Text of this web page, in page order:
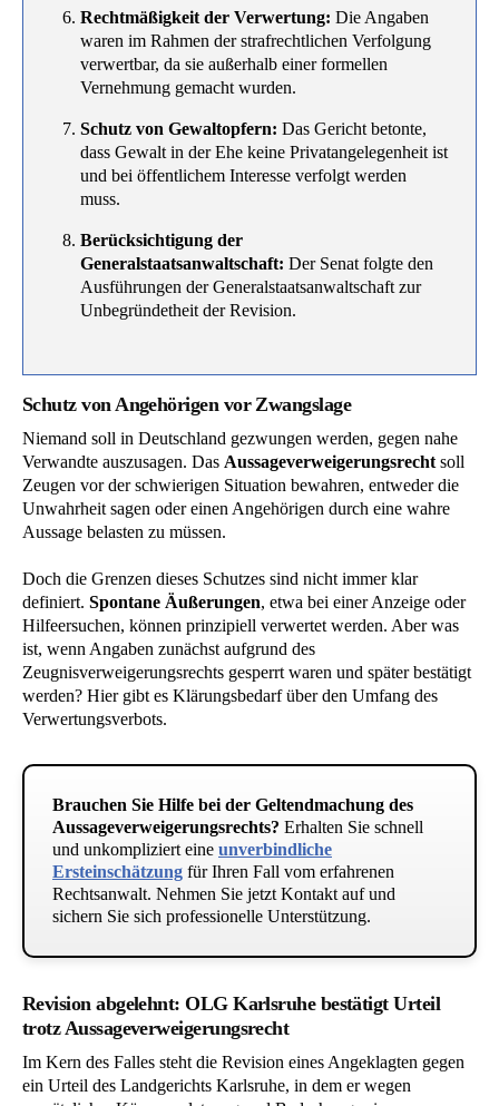
Rechtmäßigkeit der Verwertung: Die Angaben
waren im Rahmen der strafrechtlichen Verfolgung
verwertbar, da sie außerhalb einer formellen
Vernehmung gemacht wurden.
Schutz von Gewaltopfern: Das Gericht betonte,
dass Gewalt in der Ehe keine Privatangelegenheit ist
und bei öffentlichem Interesse verfolgt werden
muss.
Berücksichtigung der
Generalstaatsanwaltschaft: Der Senat folgte den
Ausführungen der Generalstaatsanwaltschaft zur
Unbegründetheit der Revision.
Schutz von Angehörigen vor Zwangslage
Niemand soll in Deutschland gezwungen werden, gegen nahe
Verwandte auszusagen. Das Aussageverweigerungsrecht soll
Zeugen vor der schwierigen Situation bewahren, entweder die
Unwahrheit sagen oder einen Angehörigen durch eine wahre
Aussage belasten zu müssen.
Doch die Grenzen dieses Schutzes sind nicht immer klar
definiert. Spontane Äußerungen, etwa bei einer Anzeige oder
Hilfeersuchen, können prinzipiell verwertet werden. Aber was
ist, wenn Angaben zunächst aufgrund des
Zeugnisverweigerungsrechts gesperrt waren und später bestätigt
werden? Hier gibt es Klärungsbedarf über den Umfang des
Verwertungsverbots.
Brauchen Sie Hilfe bei der Geltendmachung des
Aussageverweigerungsrechts? Erhalten Sie schnell
und unkompliziert eine unverbindliche
Ersteinschätzung für Ihren Fall vom erfahrenen
Rechtsanwalt. Nehmen Sie jetzt Kontakt auf und
sichern Sie sich professionelle Unterstützung.
Revision abgelehnt: OLG Karlsruhe bestätigt Urteil
trotz Aussageverweigerungsrecht
Im Kern des Falles steht die Revision eines Angeklagten gegen
ein Urteil des Landgerichts Karlsruhe, in dem er wegen